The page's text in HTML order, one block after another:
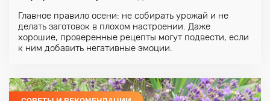
Главное правило осени: не собирать урожай и не
делать заготовок в плохом настроении. Даже
хорошие, проверенные рецепты могут подвести, если
к ним добавить негативные эмоции.